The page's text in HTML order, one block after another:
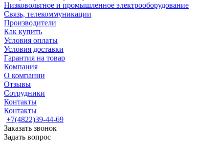
Низковольтное и промышленное электрооборудование
Связь, телекоммуникации
Производители
Как купить
Условия оплаты
Условия доставки
Гарантия на товар
Компания
О компании
Отзывы
Сотрудники
Контакты
Контакты
+7(4822)39-44-69
Заказать звонок
Задать вопрос